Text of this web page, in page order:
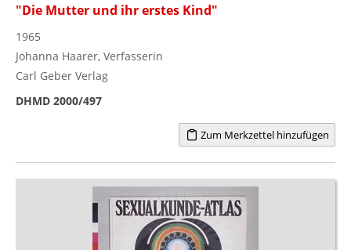
"Die Mutter und ihr erstes Kind"
1965
Johanna Haarer, Verfasserin
Carl Geber Verlag
DHMD 2000/497
Zum Merkzettel hinzufügen